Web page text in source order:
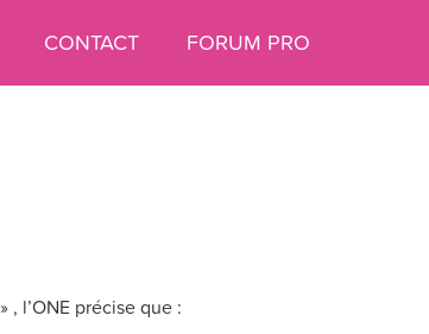
CONTACT FORUM PRO
» , l’ONE précise que :